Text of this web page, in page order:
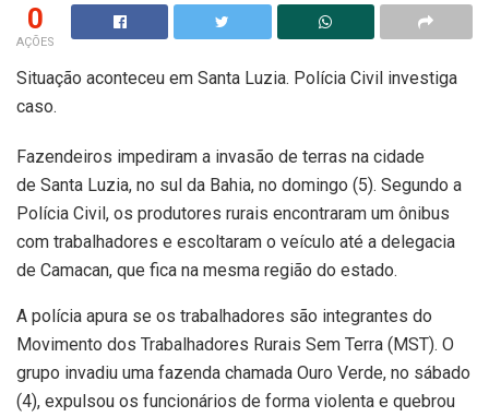
0
AÇÕES
Situação aconteceu em Santa Luzia. Polícia Civil investiga
caso.
Fazendeiros impediram a invasão de terras na cidade
de Santa Luzia, no sul da Bahia, no domingo (5). Segundo a
Polícia Civil, os produtores rurais encontraram um ônibus
com trabalhadores e escoltaram o veículo até a delegacia
de Camacan, que fica na mesma região do estado.
A polícia apura se os trabalhadores são integrantes do
Movimento dos Trabalhadores Rurais Sem Terra (MST). O
grupo invadiu uma fazenda chamada Ouro Verde, no sábado
(4), expulsou os funcionários de forma violenta e quebrou